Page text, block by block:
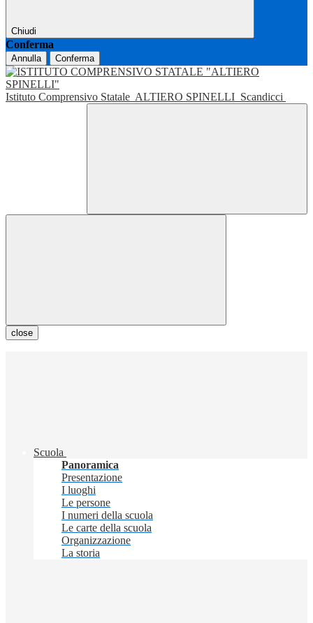
Chiudi
Conferma
Annulla Conferma
Istituto Comprensivo Statale ALTIERO SPINELLI Scandicci
close
Scuola
Panoramica
Presentazione
I luoghi
Le persone
I numeri della scuola
Le carte della scuola
Organizzazione
La storia